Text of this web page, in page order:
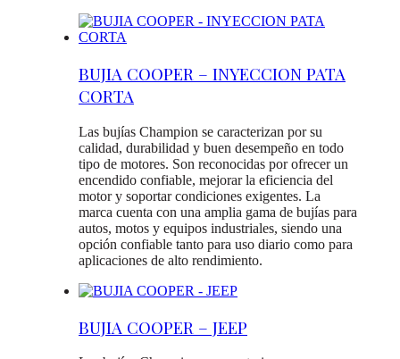
BUJIA COOPER – INYECCION PATA
CORTA
Las bujías Champion se caracterizan por su
calidad, durabilidad y buen desempeño en todo
tipo de motores. Son reconocidas por ofrecer un
encendido confiable, mejorar la eficiencia del
motor y soportar condiciones exigentes. La
marca cuenta con una amplia gama de bujías para
autos, motos y equipos industriales, siendo una
opción confiable tanto para uso diario como para
aplicaciones de alto rendimiento.
BUJIA COOPER – JEEP